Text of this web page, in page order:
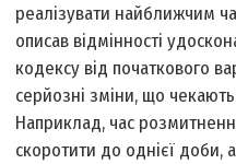
реалізувати найближчим
описав відмінності
кодексу від початкового
серйозні зміни, що
Наприклад, час
скоротити до однієї доби, а